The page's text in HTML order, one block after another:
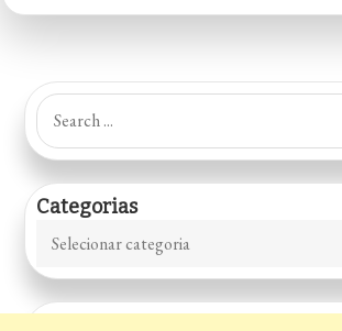
–
de
Ramen
Japonês
Search
for:
Categorias
Categorias